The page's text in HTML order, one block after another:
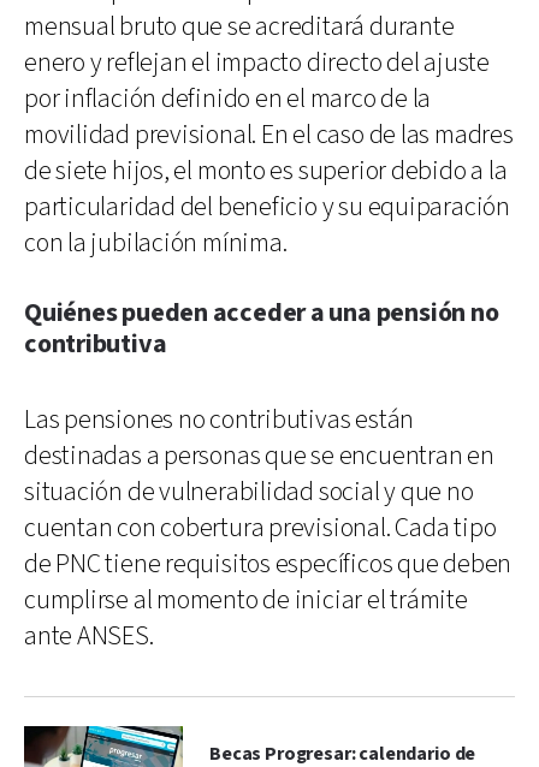
mensual bruto que se acreditará durante
enero y reflejan el impacto directo del ajuste
por inflación definido en el marco de la
movilidad previsional. En el caso de las madres
de siete hijos, el monto es superior debido a la
particularidad del beneficio y su equiparación
con la jubilación mínima.
Quiénes pueden acceder a una pensión no
contributiva
Las pensiones no contributivas están
destinadas a personas que se encuentran en
situación de vulnerabilidad social y que no
cuentan con cobertura previsional. Cada tipo
de PNC tiene requisitos específicos que deben
cumplirse al momento de iniciar el trámite
ante ANSES.
Becas Progresar: calendario de